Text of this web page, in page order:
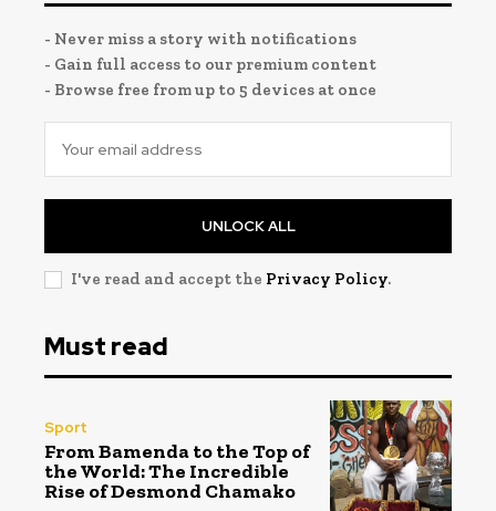
- Never miss a story with notifications
- Gain full access to our premium content
- Browse free from up to 5 devices at once
UNLOCK ALL
I've read and accept the Privacy Policy.
Must read
Sport
From Bamenda to the Top of
the World: The Incredible
Rise of Desmond Chamako